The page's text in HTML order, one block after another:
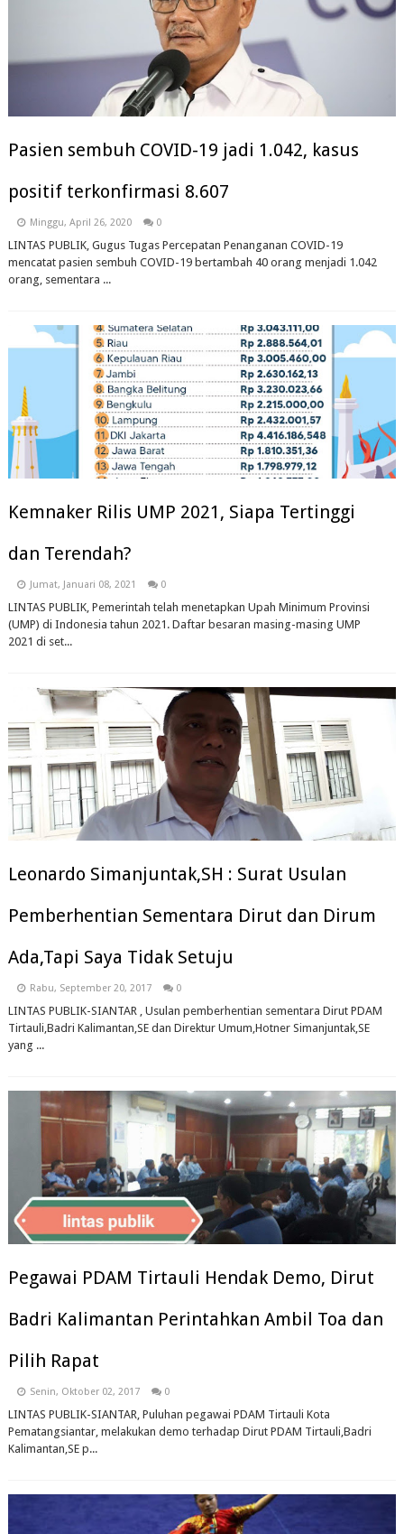
Pasien sembuh COVID-19 jadi 1.042, kasus
positif terkonfirmasi 8.607
Minggu, April 26, 2020 0
LINTAS PUBLIK, Gugus Tugas Percepatan Penanganan COVID-19
mencatat pasien sembuh COVID-19 bertambah 40 orang menjadi 1.042
orang, sementara ...
Kemnaker Rilis UMP 2021, Siapa Tertinggi
dan Terendah?
Jumat, Januari 08, 2021 0
LINTAS PUBLIK, Pemerintah telah menetapkan Upah Minimum Provinsi
(UMP) di Indonesia tahun 2021. Daftar besaran masing-masing UMP
2021 di set...
Leonardo Simanjuntak,SH : Surat Usulan
Pemberhentian Sementara Dirut dan Dirum
Ada,Tapi Saya Tidak Setuju
Rabu, September 20, 2017 0
LINTAS PUBLIK-SIANTAR , Usulan pemberhentian sementara Dirut PDAM
Tirtauli,Badri Kalimantan,SE dan Direktur Umum,Hotner Simanjuntak,SE
yang ...
Pegawai PDAM Tirtauli Hendak Demo, Dirut
Badri Kalimantan Perintahkan Ambil Toa dan
Pilih Rapat
Senin, Oktober 02, 2017 0
LINTAS PUBLIK-SIANTAR, Puluhan pegawai PDAM Tirtauli Kota
Pematangsiantar, melakukan demo terhadap Dirut PDAM Tirtauli,Badri
Kalimantan,SE p...